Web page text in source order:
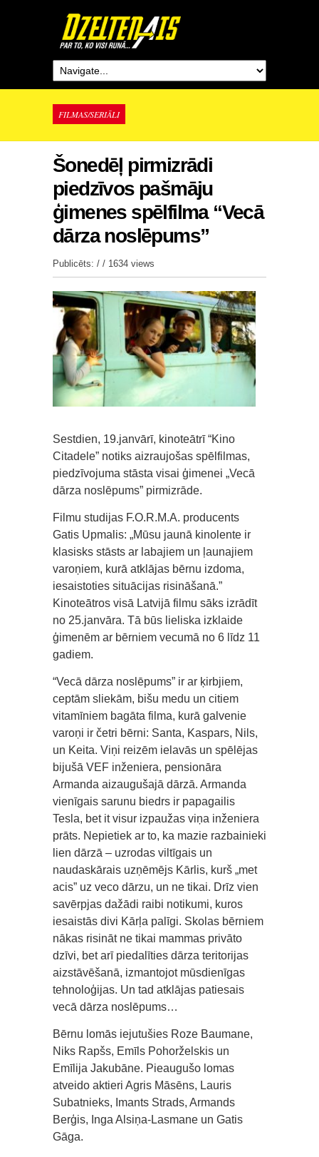
FILMAS/SERIĀLI
Šonedēļ pirmizrādi
piedzīvos pašmāju
ģimenes spēlfilma “Vecā
dārza noslēpums”
Publicēts: / / 1634 views
Sestdien, 19.janvārī, kinoteātrī “Kino
Citadele” notiks aizraujošas spēlfilmas,
piedzīvojuma stāsta visai ģimenei „Vecā
dārza noslēpums” pirmizrāde.
Filmu studijas F.O.R.M.A. producents
Gatis Upmalis: „Mūsu jaunā kinolente ir
klasisks stāsts ar labajiem un ļaunajiem
varoņiem, kurā atklājas bērnu izdoma,
iesaistoties situācijas risināšanā.”
Kinoteātros visā Latvijā filmu sāks izrādīt
no 25.janvāra. Tā būs lieliska izklaide
ģimenēm ar bērniem vecumā no 6 līdz 11
gadiem.
“Vecā dārza noslēpums” ir ar ķirbjiem,
ceptām sliekām, bišu medu un citiem
vitamīniem bagāta filma, kurā galvenie
varoņi ir četri bērni: Santa, Kaspars, Nils,
un Keita. Viņi reizēm ielavās un spēlējas
bijušā VEF inženiera, pensionāra
Armanda aizaugušajā dārzā. Armanda
vienīgais sarunu biedrs ir papagailis
Tesla, bet it visur izpaužas viņa inženiera
prāts. Nepietiek ar to, ka mazie razbainieki
lien dārzā – uzrodas viltīgais un
naudaskārais uzņēmējs Kārlis, kurš „met
acis” uz veco dārzu, un ne tikai. Drīz vien
savērpjas dažādi raibi notikumi, kuros
iesaistās divi Kārļa palīgi. Skolas bērniem
nākas risināt ne tikai mammas privāto
dzīvi, bet arī piedalīties dārza teritorijas
aizstāvēšanā, izmantojot mūsdienīgas
tehnoloģijas. Un tad atklājas patiesais
vecā dārza noslēpums…
Bērnu lomās iejutušies Roze Baumane,
Niks Rapšs, Emīls Pohorželskis un
Emīlija Jakubāne. Pieaugušo lomas
atveido aktieri Agris Māsēns, Lauris
Subatnieks, Imants Strads, Armands
Berģis, Inga Alsiņa-Lasmane un Gatis
Gāga.